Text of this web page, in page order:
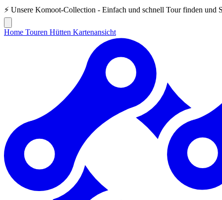
⚡ Unsere Komoot-Collection - Einfach und schnell Tour finden und
Home Touren Hütten Kartenansicht